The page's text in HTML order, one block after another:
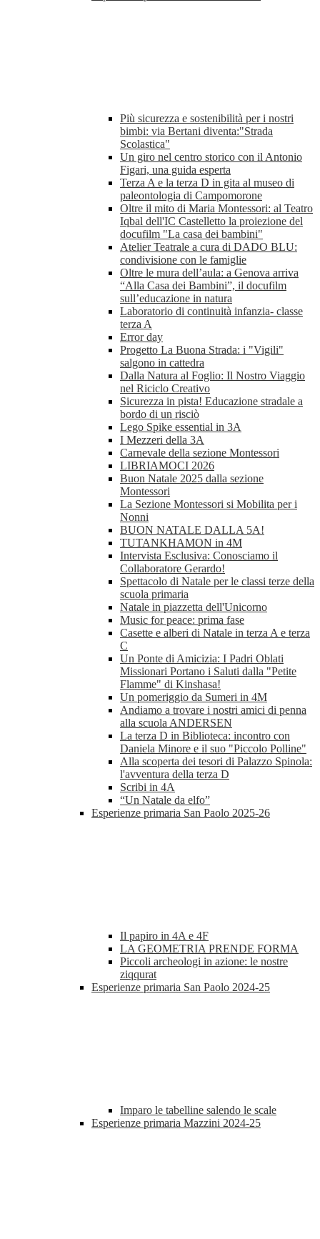
Più sicurezza e sostenibilità per i nostri
bimbi: via Bertani diventa:"Strada
Scolastica"
Un giro nel centro storico con il Antonio
Figari, una guida esperta
Terza A e la terza D in gita al museo di
paleontologia di Campomorone
Oltre il mito di Maria Montessori: al Teatro
Iqbal dell'IC Castelletto la proiezione del
docufilm "La casa dei bambini"
Atelier Teatrale a cura di DADO BLU:
condivisione con le famiglie
Oltre le mura dell’aula: a Genova arriva
“Alla Casa dei Bambini”, il docufilm
sull’educazione in natura
Laboratorio di continuità infanzia- classe
terza A
Error day
Progetto La Buona Strada: i "Vigili"
salgono in cattedra
Dalla Natura al Foglio: Il Nostro Viaggio
nel Riciclo Creativo
Sicurezza in pista! Educazione stradale a
bordo di un risciò
Lego Spike essential in 3A
I Mezzeri della 3A
Carnevale della sezione Montessori
LIBRIAMOCI 2026
Buon Natale 2025 dalla sezione
Montessori
La Sezione Montessori si Mobilita per i
Nonni
BUON NATALE DALLA 5A!
TUTANKHAMON in 4M
Intervista Esclusiva: Conosciamo il
Collaboratore Gerardo!
Spettacolo di Natale per le classi terze della
scuola primaria
Natale in piazzetta dell'Unicorno
Music for peace: prima fase
Casette e alberi di Natale in terza A e terza
C
Un Ponte di Amicizia: I Padri Oblati
Missionari Portano i Saluti dalla "Petite
Flamme" di Kinshasa!
Un pomeriggio da Sumeri in 4M
Andiamo a trovare i nostri amici di penna
alla scuola ANDERSEN
La terza D in Biblioteca: incontro con
Daniela Minore e il suo "Piccolo Polline"
Alla scoperta dei tesori di Palazzo Spinola:
l'avventura della terza D
Scribi in 4A
“Un Natale da elfo”
Esperienze primaria San Paolo 2025-26
Il papiro in 4A e 4F
LA GEOMETRIA PRENDE FORMA
Piccoli archeologi in azione: le nostre
ziqqurat
Esperienze primaria San Paolo 2024-25
Imparo le tabelline salendo le scale
Esperienze primaria Mazzini 2024-25